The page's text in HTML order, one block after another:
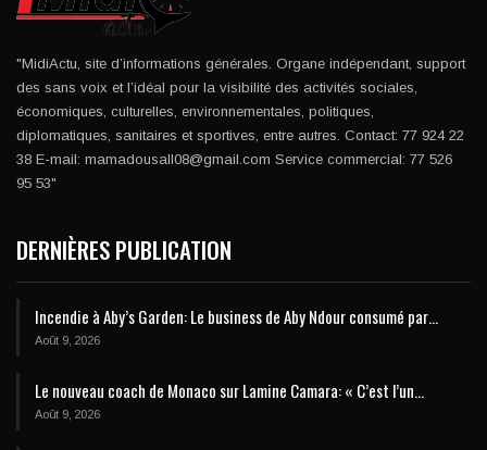
"MidiActu, site d’informations générales. Organe indépendant, support
des sans voix et l’idéal pour la visibilité des activités sociales,
économiques, culturelles, environnementales, politiques,
diplomatiques, sanitaires et sportives, entre autres. Contact: 77 924 22
38 E-mail: mamadousall08@gmail.com Service commercial: 77 526
95 53"
DERNIÈRES PUBLICATION
Incendie à Aby’s Garden: Le business de Aby Ndour consumé par…
Août 9, 2026
Le nouveau coach de Monaco sur Lamine Camara: « C’est l’un…
Août 9, 2026